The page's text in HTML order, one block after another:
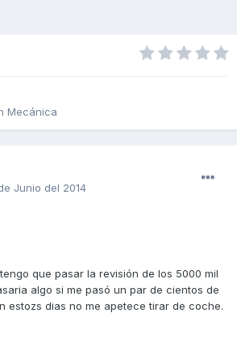
Mecánica
Junio del 2014
que pasar la revisión de los 5000 mil
algo si me pasó un par de cientos de
estozs dias no me apetece tirar de coche.